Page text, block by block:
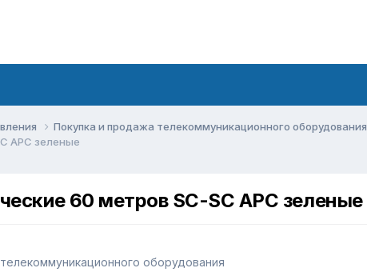
Покупка и продажа телекоммуникационного оборудования
APC зеленые
60 метров SC-SC APC зеленые
оборудования